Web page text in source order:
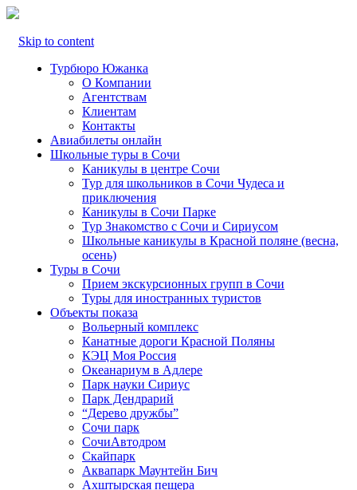
Skip to content
Турбюро Южанка
О Компании
Агентствам
Клиентам
Контакты
Авиабилеты онлайн
Школьные туры в Сочи
Каникулы в центре Сочи
Тур для школьников в Сочи Чудеса и
приключения
Каникулы в Сочи Парке
Тур Знакомство с Сочи и Сириусом
Школьные каникулы в Красной поляне (весна,
осень)
Туры в Сочи
Прием экскурсионных групп в Сочи
Туры для иностранных туристов
Объекты показа
Вольерный комплекс
Канатные дороги Красной Поляны
КЭЦ Моя Россия
Океанариум в Адлере
Парк науки Сириус
Парк Дендрарий
“Дерево дружбы”
Сочи парк
СочиАвтодром
Скайпарк
Аквапарк Маунтейн Бич
Ахштырская пещера